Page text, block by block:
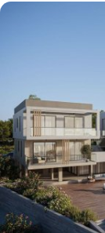
€305 000
Квартира